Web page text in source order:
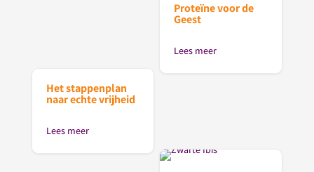
Proteïne voor de
Geest
Lees meer
Het stappenplan
naar echte vrijheid
Lees meer